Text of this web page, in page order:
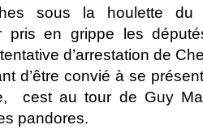
sous la houlette du
pris en grippe les
d’arrestation de
d’être convié à se
cest au tour de Guy
pandores.